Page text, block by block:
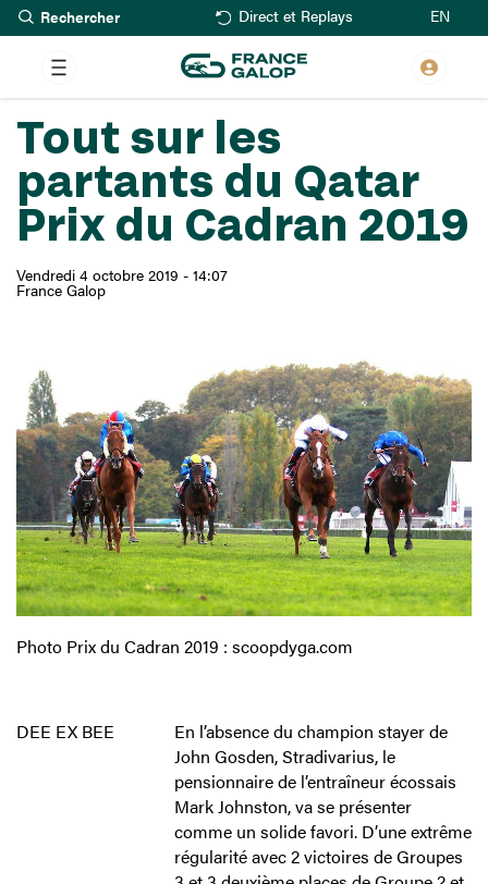
Aller
au
contenu
principal
Rechercher Direct et Replays EN
Tout sur les
partants du Qatar
Prix du Cadran 2019
Vendredi 4 octobre 2019 - 14:07
France Galop
Photo Prix du Cadran 2019 : scoopdyga.com
DEE EX BEE
En l’absence du champion stayer de
John Gosden, Stradivarius, le
pensionnaire de l’entraîneur écossais
Mark Johnston, va se présenter
comme un solide favori. D’une extrême
régularité avec 2 victoires de Groupes